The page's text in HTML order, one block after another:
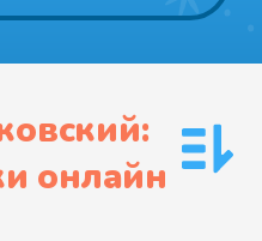
онлайн